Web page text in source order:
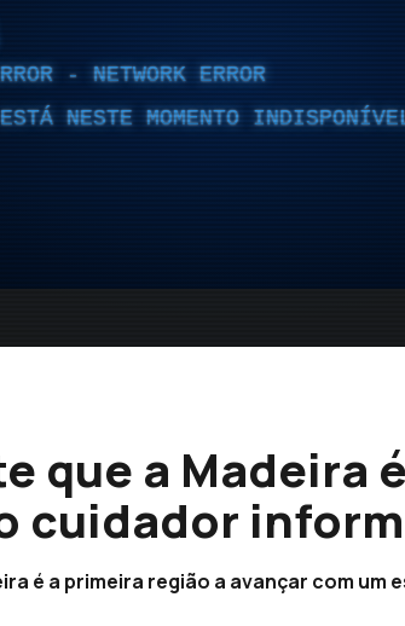
- NETWORK ERROR
NESTE MOMENTO
que a Madeira
cuidador
é a primeira região a avançar com